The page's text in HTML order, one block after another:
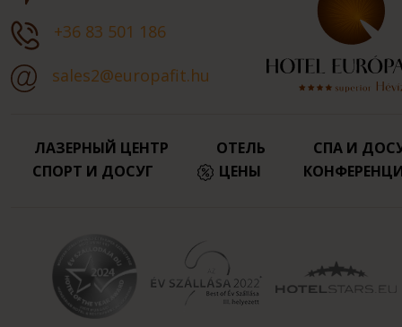
+36 83 501 186
sales2@europafit.hu
ЛАЗЕРНЫЙ ЦЕНТР ОТЕЛЬ
СПА И
СПОРТ И ДОСУГ
ЦЕНЫ